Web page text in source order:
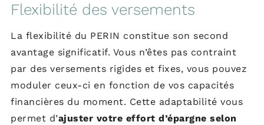
Flexibilité des versements
La flexibilité du PERIN constitue son second
avantage significatif. Vous n’êtes pas contraint
par des versements rigides et fixes, vous pouvez
moduler ceux-ci en fonction de vos capacités
financières du moment. Cette adaptabilité vous
permet d’ajuster votre effort d’épargne selon